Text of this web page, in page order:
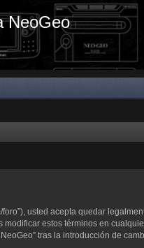
NeoGeo
foro”), usted acepta quedar
estos términos en
tras la introducción de